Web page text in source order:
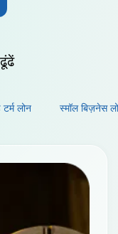
टर्म लोन स्मॉल बिज़नेस